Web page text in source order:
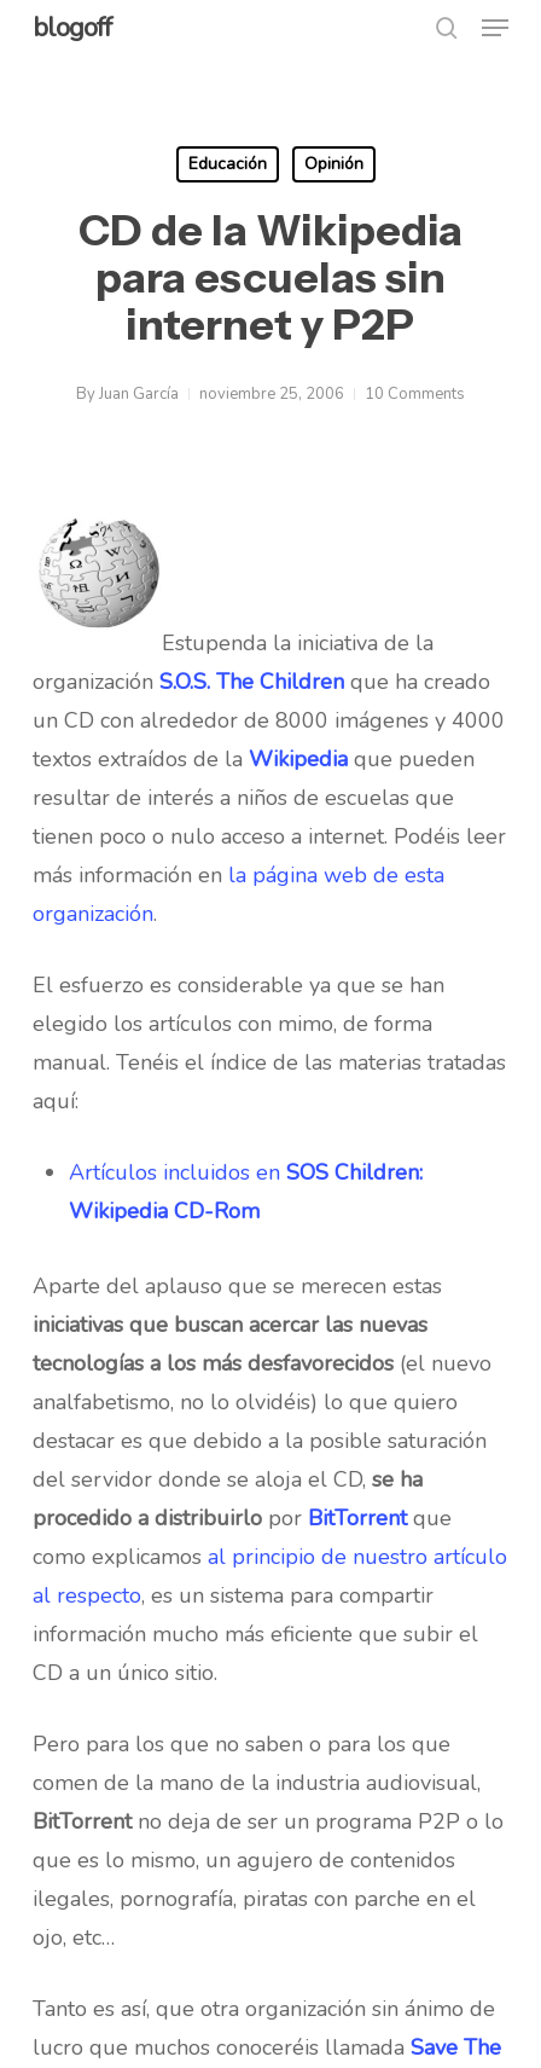
Skipblogoff Menu
Educación Opinión
CD de la Wikipedia
para escuelas sin
internet y P2P
ByJuan García noviembre 25, 2006 10 Comments
Estupenda la iniciativa de la
organización S.O.S. The Childrenque ha creado
un CD con alrededor de 8000 imágenes y 4000
textos extraídos de la Wikipediaque pueden
resultar de interés a niños de escuelas que
tienen poco o nulo acceso a internet. Podéis leer
más información en la página web de esta
organización.
El esfuerzo es considerable ya que se han
elegido los artículos con mimo, de forma
manual. Tenéis el índice de las materias tratadas
aquí:
Artículos incluidos en SOS Children:
Wikipedia CD-Rom
Aparte del aplauso que se merecen estas
iniciativas que buscan acercar las nuevas
tecnologías a los más desfavorecidos(el nuevo
analfabetismo, no lo olvidéis) lo que quiero
destacar es que debido a la posible saturación
del servidor donde se aloja el CD, se ha
procedido a distribuirlopor BitTorrentque
como explicamos al principio de nuestro artículo
al respecto, es un sistema para compartir
información mucho más eficiente que subir el
CD a un único sitio.
Pero para los que no saben o para los que
comen de la mano de la industria audiovisual,
BitTorrentno deja de ser un programa P2P o lo
que es lo mismo, un agujero de contenidos
ilegales, pornografía, piratas con parche en el
ojo, etc…
Tanto es así, que otra organización sin ánimo de
lucro que muchos conoceréis llamada Save The